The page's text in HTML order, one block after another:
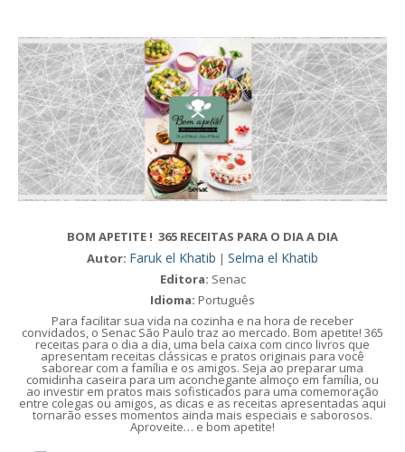
BOM APETITE ! 365 RECEITAS PARA O DIA A DIA
Autor: Faruk el Khatib | Selma el Khatib
Editora: Senac
Idioma: Português
Para facilitar sua vida na cozinha e na hora de receber
convidados, o Senac São Paulo traz ao mercado. Bom apetite! 365
receitas para o dia a dia, uma bela caixa com cinco livros que
apresentam receitas clássicas e pratos originais para você
saborear com a família e os amigos. Seja ao preparar uma
comidinha caseira para um aconchegante almoço em família, ou
ao investir em pratos mais sofisticados para uma comemoração
entre colegas ou amigos, as dicas e as receitas apresentadas aqui
tornarão esses momentos ainda mais especiais e saborosos.
Aproveite… e bom apetite!